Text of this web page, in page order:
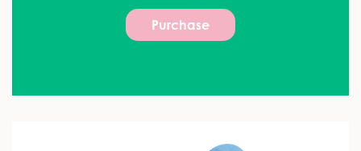
Purchase